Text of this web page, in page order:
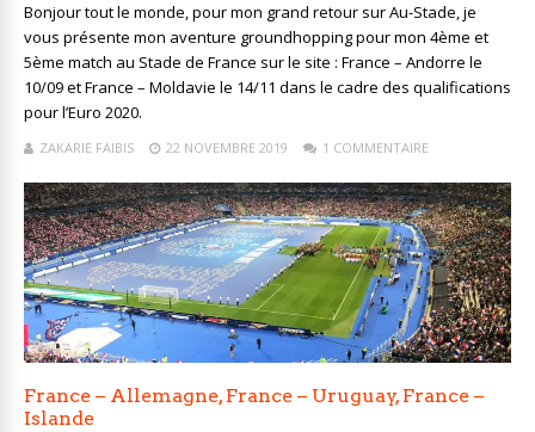
Bonjour tout le monde, pour mon grand retour sur Au-Stade, je
vous présente mon aventure groundhopping pour mon 4ème et
5ème match au Stade de France sur le site : France – Andorre le
10/09 et France – Moldavie le 14/11 dans le cadre des qualifications
pour l’Euro 2020.
ZAKARIE FAIBIS 22 NOVEMBRE 2019 1 COMMENTAIRE
France – Allemagne, France – Uruguay, France –
Islande